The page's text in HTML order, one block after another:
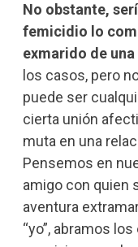
No obstante,
femicidio lo
exmarido de
los casos, pero
puede ser
cierta unión
muta en una
Pensemos en
amigo con quien
aventura
“yo”, abramos